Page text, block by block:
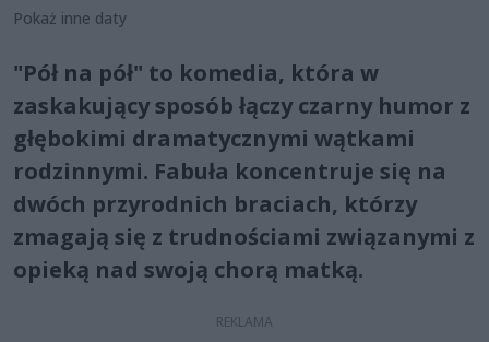
Pokaż inne daty
"Pół na pół" to komedia, która w
zaskakujący sposób łączy czarny humor z
głębokimi dramatycznymi wątkami
rodzinnymi. Fabuła koncentruje się na
dwóch przyrodnich braciach, którzy
zmagają się z trudnościami związanymi z
opieką nad swoją chorą matką.